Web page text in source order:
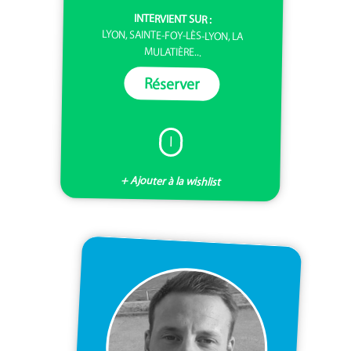
INTERVIENT SUR :
LYON, SAINTE-FOY-LÈS-LYON, LA
MULATIÈRE...
Réserver
I
+ Ajouter à la wishlist